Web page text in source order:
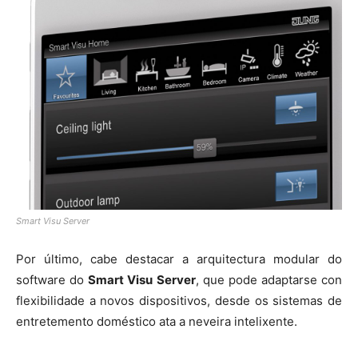
Smart Visu Server
Por último, cabe destacar a arquitectura modular do
software doSmart Visu Server, que pode adaptarse con
flexibilidade a novos dispositivos, desde os sistemas de
entretemento doméstico ata a neveira intelixente.